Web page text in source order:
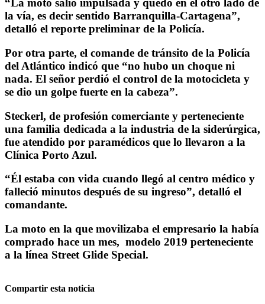
“La moto salió impulsada y quedó en el otro lado de
la vía, es decir sentido Barranquilla-Cartagena”,
detalló el reporte preliminar de la Policía.
Por otra parte, el comande de tránsito de la Policía
del Atlántico indicó que “no hubo un choque ni
nada. El señor perdió el control de la motocicleta y
se dio un golpe fuerte en la cabeza”.
Steckerl, de profesión comerciante y perteneciente
una familia dedicada a la industria de la siderúrgica,
fue atendido por paramédicos que lo llevaron a la
Clínica Porto Azul.
“Él estaba con vida cuando llegó al centro médico y
falleció minutos después de su ingreso”, detalló el
comandante.
La moto en la que movilizaba el empresario la había
comprado hace un mes, modelo 2019 perteneciente
a la línea Street Glide Special.
Compartir esta noticia